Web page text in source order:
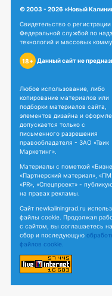
© 2003 - 2026 «Новый
Свидетельство о
Федеральной службой по
технологий и массовых
18+ Данный сайт не
Любое использование, либо
копирование материалов или
подборки материалов сайта,
элементов дизайна и
допускается только с
письменного разрешения
правообладателя - ЗАО «Твик
Маркетинг».
Материалы с пометкой
«Партнерский материал»,
«PR», «Спецпроект» -
на правах рекламы.
Сайт newkaliningrad.ru
файлы cookie. Продолжая
с сайтом, вы соглашаетесь на
сбор и последующую
файлов cookie.